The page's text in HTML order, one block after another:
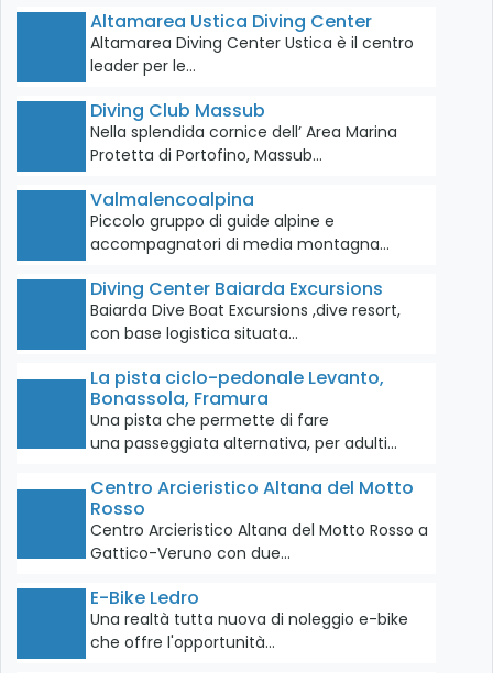
Altamarea Ustica Diving Center
Altamarea Diving Center Ustica è il centro
leader per le…
Diving Club Massub
Nella splendida cornice dell’ Area Marina
Protetta di Portofino, Massub…
Valmalencoalpina
Piccolo gruppo di guide alpine e
accompagnatori di media montagna…
Diving Center Baiarda Excursions
Baiarda Dive Boat Excursions ,dive resort,
con base logistica situata…
La pista ciclo-pedonale Levanto,
Bonassola, Framura
Una pista che permette di fare
una passeggiata alternativa, per adulti…
Centro Arcieristico Altana del Motto
Rosso
Centro Arcieristico Altana del Motto Rosso a
Gattico-Veruno con due…
E-Bike Ledro
Una realtà tutta nuova di noleggio e-bike
che offre l'opportunità…